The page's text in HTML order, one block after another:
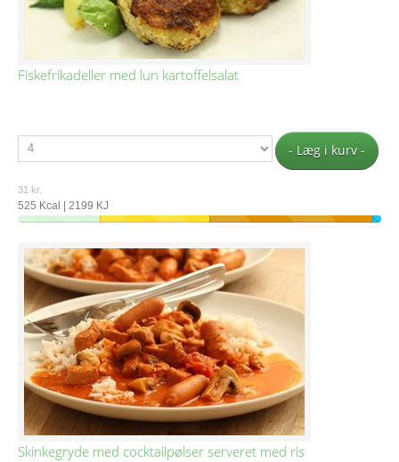
Fiskefrikadeller med lun kartoffelsalat
- Læg i kurv -
31 kr.
525 Kcal | 2199 KJ
Skinkegryde med cocktailpølser serveret med ris